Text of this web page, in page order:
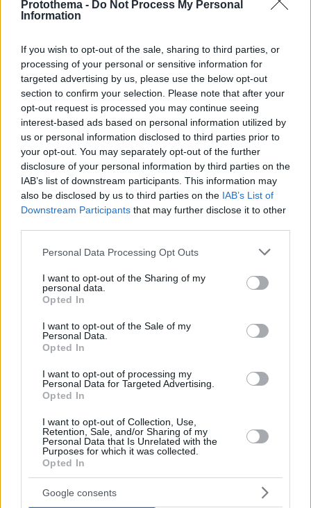
Protothema - Do Not Process My Personal
Information
If you wish to opt-out of the sale, sharing to third parties, or
processing of your personal or sensitive information for
targeted advertising by us, please use the below opt-out
section to confirm your selection. Please note that after your
opt-out request is processed you may continue seeing
interest-based ads based on personal information utilized by
us or personal information disclosed to third parties prior to
your opt-out. You may separately opt-out of the further
disclosure of your personal information by third parties on the
IAB’s list of downstream participants. This information may
also be disclosed by us to third parties on the IAB’s List of
Downstream Participants that may further disclose it to other
Please note that this website/app uses one or more Google
not limited to your visit or usage behaviour. You may click to
grant or deny consent to Google and its third-party tags to
use your data for below specified purposes in below Google
consent section.
Personal Data Processing Opt Outs
I want to opt-out of the Sharing of my
personal data.
Opted In
I want to opt-out of the Sale of my
Personal Data.
Opted In
I want to opt-out of processing my
Personal Data for Targeted Advertising.
Opted In
I want to opt-out of Collection, Use,
Retention, Sale, and/or Sharing of my
Personal Data that Is Unrelated with the
Purposes for which it was collected.
Opted In
Google consents
Ρεβίθια στον φούρνο αντί για πατατάκια. Το υγιεινό και
νόστιμο σνακ!
Ήρθε η ώρα να αντικαταστήσετε τα πατατάκια και τα
ποπ κορν με ένα τέλειο και εύκολο σνακ από ρεβίθια!
12.11.2024, 20:00
Ρεβίθια φούρνου με πολύχρωμες πιπεριές
Φτιάχνουμε ένα από τα πιο νόστιμα φαγητά με
08.01.2023, 15:30